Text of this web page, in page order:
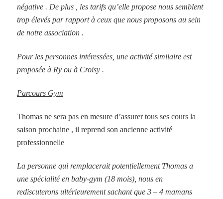
négative . De plus , les tarifs qu’elle propose nous semblent
trop élevés par rapport à ceux que nous proposons au sein
de notre association .
Pour les personnes intéressées, une activité similaire est
proposée à Ry ou à Croisy .
Parcours Gym
Thomas ne sera pas en mesure d’assurer tous ses cours la
saison prochaine , il reprend son ancienne activité
professionnelle
La personne qui remplacerait potentiellement Thomas a
une spécialité en baby-gym (18 mois), nous en
rediscuterons ultérieurement sachant que 3 – 4 mamans